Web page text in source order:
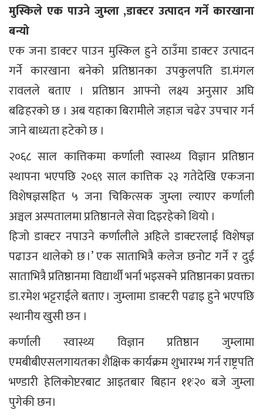
मुस्किले एक पाउने जुम्ला ,डाक्टर उत्पादन गर्ने कारखाना
बन्यो
एक जना डाक्टर पाउन मुस्किल हुने ठाउँमा डाक्टर उत्पादन
गर्ने कारखाना बनेको प्रतिष्ठानका उपकुलपति डा.मंगल
रावलले बताए । प्रतिष्ठान आफ्नो लक्ष्य अनुसार अघि
बढिहरको छ । अब यहाका बिरामीले जहाज चढेर उपचार गर्न
जाने बाध्यता हटेको छ ।
२०६८ साल कात्तिकमा कर्णाली स्वास्थ्य विज्ञान प्रतिष्ठान
स्थापना भएपछि २०६९ साल कात्तिक २३ गतेदेखि एकजना
विशेषज्ञसहित ५ जना चिकित्सक जुम्ला ल्याएर कर्णाली
अञ्चल अस्पतालमा प्रतिष्ठानले सेवा दिइरहेको थियो ।
हिजो डाक्टर नपाउने कर्णालीले अहिले डाक्टरलाई विशेषज्ञ
पढाउन थालेको छ ।’ एक साताभित्रै कलेज छनोट गर्ने र दुई
साताभित्रै प्रतिष्ठानमा विद्यार्थी भर्ना भइसक्ने प्रतिष्ठानका प्रवक्ता
डा.रमेश भट्टराईले बताए । जुम्लामा डाक्टरी पढाइ हुने भएपछि
स्थानीय खुसी छन ।
कर्णाली स्वास्थ्य विज्ञान प्रतिष्ठान जुम्लामा
एमबीबीएसलगायतका शैक्षिक कार्यक्रम शुभारम्भ गर्न राष्ट्रपति
भण्डारी हेलिकोप्टरबाट आइतबार बिहान ११ः२० बजे जुम्ला
पुगेकी छन।